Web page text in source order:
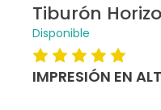
Tiburón
Disponible
IMPRESIÓN EN